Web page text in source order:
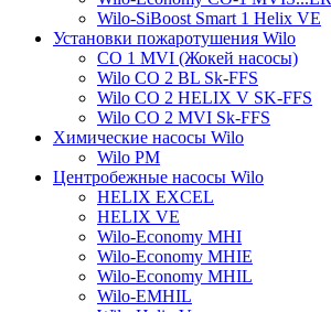
Wilo-SiBoost Smart 1 Helix VE
Установки пожаротушения Wilo
CO 1 MVI (Жокей насосы)
Wilo CO 2 BL Sk-FFS
Wilo CO 2 HELIX V SK-FFS
Wilo CO 2 MVI Sk-FFS
Химические насосы Wilo
Wilo PM
Центробежные насосы Wilo
HELIX EXCEL
HELIX VE
Wilo-Economy MHI
Wilo-Economy MHIE
Wilo-Economy MHIL
Wilo-EMHIL